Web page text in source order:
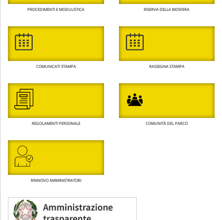
PROCEDIMENTI E MODULISTICA RISERVA DELLA BIOSFERA
COMUNICATI STAMPA RASSEGNA STAMPA
REGOLAMENTI PERSONALE COMUNITÀ DEL PARCO
RINNOVO AMMINISTRATORI